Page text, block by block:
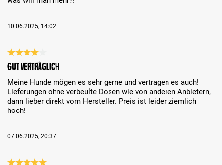
10.06.2025, 14:02
Review with rating of 4 out of 5 stars
Gut verträglich
Meine Hunde mögen es sehr gerne und vertragen es auch!
Lieferungen ohne verbeulte Dosen wie von anderen Anbietern,
dann lieber direkt vom Hersteller. Preis ist leider ziemlich
hoch!
07.06.2025, 20:37